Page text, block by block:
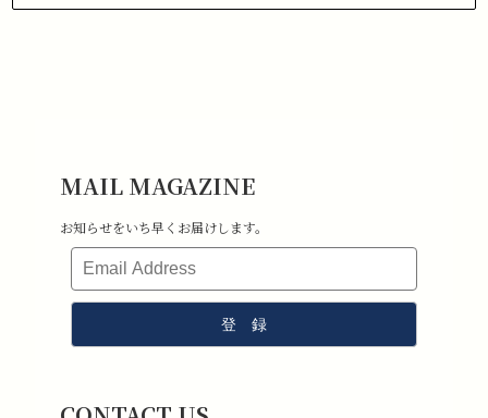
4.室内での試着のみ（屋外・ゴルフ場で使用したものは返品不可となり
5.返品送料はお客様負担となります。その点ご了承ください。
MAIL MAGAZINE
お知らせをいち早くお届けします。